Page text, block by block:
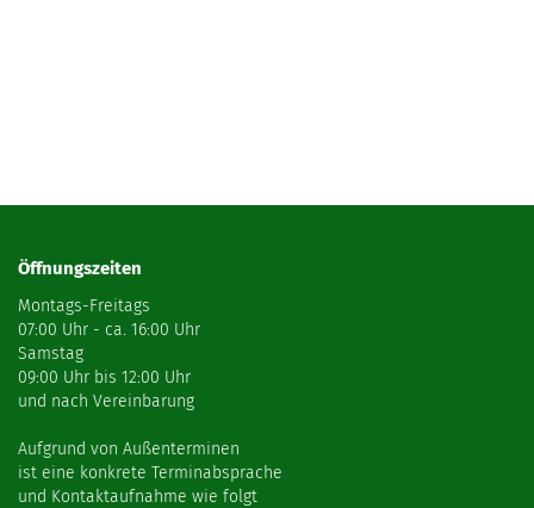
Öffnungszeiten
Montags-Freitags
07:00 Uhr - ca. 16:00 Uhr
Samstag
09:00 Uhr bis 12:00 Uhr
und nach Vereinbarung
Aufgrund von Außenterminen
ist eine konkrete Terminabsprache
und Kontaktaufnahme wie folgt